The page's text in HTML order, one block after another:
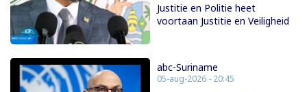
Justitie en Politie heet
voortaan Justitie en Veiligheid
abc-Suriname
05-aug-2026 - 20:45